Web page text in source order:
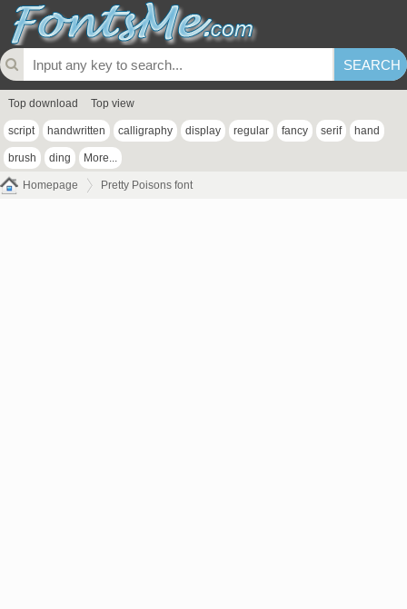
Top download Top view
script handwritten calligraphy display regular fancy serif hand
brush ding More...
Homepage Pretty Poisons font